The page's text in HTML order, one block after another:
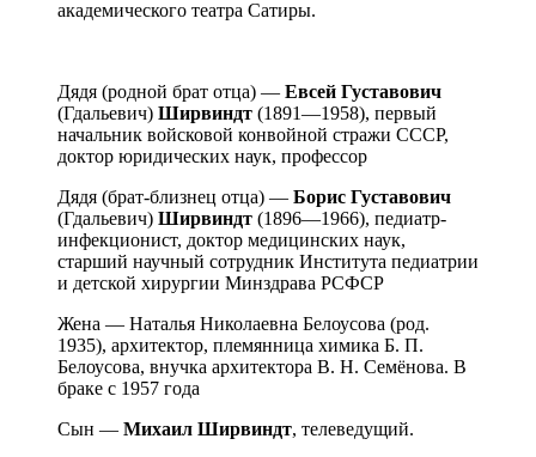
академического театра Сатиры.
Дядя (родной брат отца) — Евсей Густавович
(Гдальевич) Ширвиндт (1891—1958), первый
начальник войсковой конвойной стражи СССР,
доктор юридических наук, профессор
Дядя (брат-близнец отца) — Борис Густавович
(Гдальевич) Ширвиндт (1896—1966), педиатр-
инфекционист, доктор медицинских наук,
старший научный сотрудник Института педиатрии
и детской хирургии Минздрава РСФСР
Жена — Наталья Николаевна Белоусова (род.
1935), архитектор, племянница химика Б. П.
Белоусова, внучка архитектора В. Н. Семёнова. В
браке с 1957 года
Сын — Михаил Ширвиндт, телеведущий.